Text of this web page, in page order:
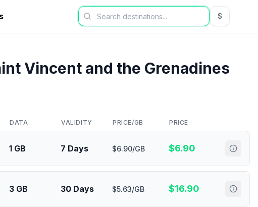
$USD US
Vincent and the Grenadines
DATA VALIDITY PRICE/GB PRICE
1 GB 7 Days $6.90/GB $6.90
3 GB 30 Days $5.63/GB $16.90